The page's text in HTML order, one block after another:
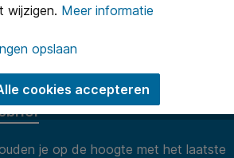
Uitstekend
Onze klanten
je op de hoogte met het laatste
wijzigen. Meer informatie
opslaan
cookies accepteren